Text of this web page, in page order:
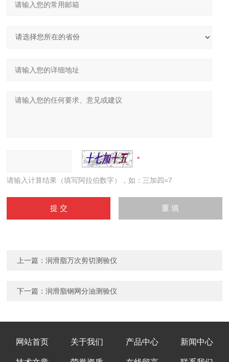
请输入计算结果（填写阿拉伯数字），如：三加四=7
上一篇：润滑脂万次剪切测验仪
下一篇：润滑脂钢网分油测验仪
网站首页 关于我们 产品中心 新闻中心